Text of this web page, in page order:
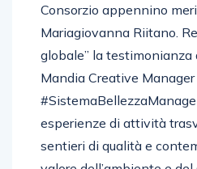
Consorzio appennino
Mariagiovanna Riitano.
globale” la testimonianza
Mandia Creative Manager
esperienze di attività
sentieri di qualità e